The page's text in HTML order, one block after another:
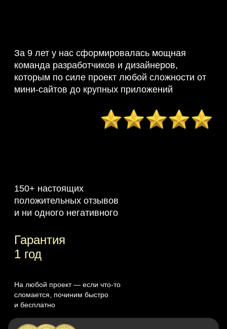
За 9 лет у нас сформировалась мощная
команда разработчиков и дизайнеров,
которым по силе проект любой сложности от
мини-сайтов до крупных приложений
150+ настоящих
положительных отзывов
и ни одного негативного
Гарантия
1 год
На любой проект — если что‑то
сломается, починим быстро
и бесплатно